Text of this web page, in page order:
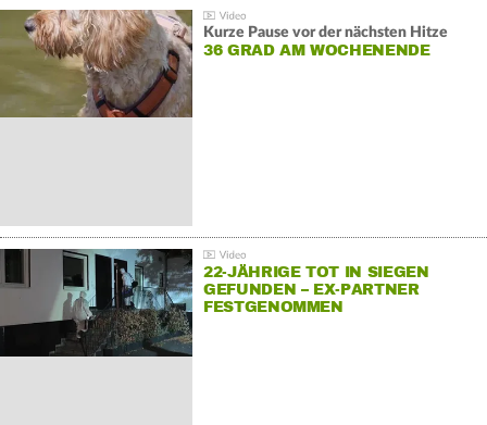
Kurze Pause vor der nächsten Hitze
36 GRAD AM WOCHENENDE
22-JÄHRIGE TOT IN SIEGEN
GEFUNDEN – EX-PARTNER
FESTGENOMMEN